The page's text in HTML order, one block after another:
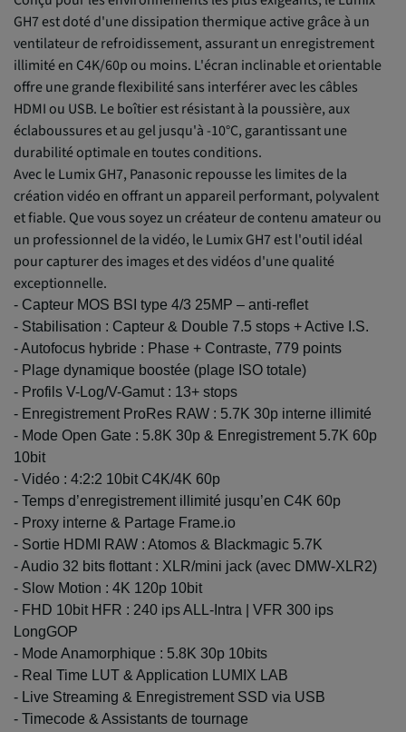
GH7 est doté d'une dissipation thermique active grâce à un
ventilateur de refroidissement, assurant un enregistrement
illimité en C4K/60p ou moins. L'écran inclinable et orientable
offre une grande flexibilité sans interférer avec les câbles
HDMI ou USB. Le boîtier est résistant à la poussière, aux
éclaboussures et au gel jusqu'à -10°C, garantissant une
durabilité optimale en toutes conditions.
Avec le Lumix GH7, Panasonic repousse les limites de la
création vidéo en offrant un appareil performant, polyvalent
et fiable. Que vous soyez un créateur de contenu amateur ou
un professionnel de la vidéo, le Lumix GH7 est l'outil idéal
pour capturer des images et des vidéos d'une qualité
exceptionnelle.
- Capteur MOS BSI type 4/3 25MP – anti-reflet
- Stabilisation : Capteur & Double 7.5 stops + Active I.S.
- Autofocus hybride : Phase + Contraste, 779 points
- Plage dynamique boostée (plage ISO totale)
- Profils V-Log/V-Gamut : 13+ stops
- Enregistrement ProRes RAW : 5.7K 30p interne illimité
- Mode Open Gate : 5.8K 30p & Enregistrement 5.7K 60p
10bit
- Vidéo : 4:2:2 10bit C4K/4K 60p
- Temps d’enregistrement illimité jusqu’en C4K 60p
- Proxy interne & Partage Frame.io
- Sortie HDMI RAW : Atomos & Blackmagic 5.7K
- Audio 32 bits flottant : XLR/mini jack (avec DMW-XLR2)
- Slow Motion : 4K 120p 10bit
- FHD 10bit HFR : 240 ips ALL-Intra | VFR 300 ips
LongGOP
- Mode Anamorphique : 5.8K 30p 10bits
- Real Time LUT & Application LUMIX LAB
- Live Streaming & Enregistrement SSD via USB
- Timecode & Assistants de tournage